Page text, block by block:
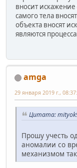
вносит
самого тела
объекта вносят
являются
amga
29 января 2019 г.,
Цитата:
Прошу учесть
аномалии со
механизмом